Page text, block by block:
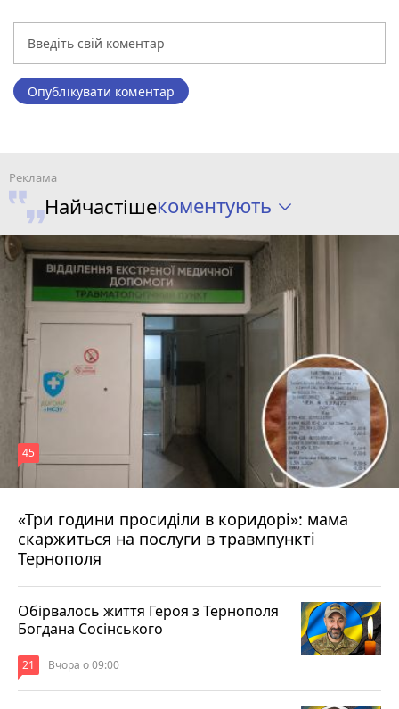
Опублікувати коментар
Найчастішекоментують
«Три години просиділи в коридорі»: мама
скаржиться на послуги в травмпункті
Тернополя
45
Вчора о 13:05
Обірвалось життя Героя з Тернополя
Богдана Сосінського
21 Вчора о 09:00